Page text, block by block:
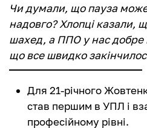
Чи думали, що пауза
надовго? Хлопці казали,
шахед, а ППО у нас добре
що все швидко
Для 21-річного
став першим в УПЛ і
професійному рівні.